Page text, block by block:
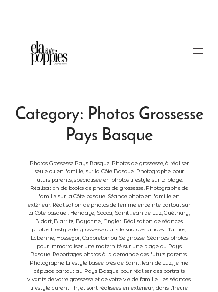
Blog
Tarifs
A propos
Contact
Category: Photos Grossesse
Pays Basque
Photos Grossesse Pays Basque. Photos de grossesse, à réaliser
seule ou en famille, sur la Côte Basque. Photographe pour
futurs parents, spécialisée en photos lifestyle sur la plage.
Réalisation de books de photos de grossesse. Photographe de
famille sur la Côte basque. Séance photo en famille en
extérieur. Réalisation de photos de femme enceinte partout sur
la Côte basque : Hendaye, Socoa, Saint Jean de Luz, Guéthary,
Bidart, Biarritz, Bayonne, Anglet. Réalisation de séances
photos lifestyle de grossesse dans le sud des landes : Tarnos,
Labenne, Hossegor, Capbreton ou Seignosse. Séances photos
pour immortaliser une maternité sur une plage du Pays
Basque. Reportages photos à la demande des futurs parents.
Photographe Lifestyle basée près de Saint Jean de Luz, je me
déplace partout au Pays Basque pour réaliser des portraits
vivants de votre grossesse et de votre vie de famille. Les séances
lifestyle durent 1 h, et sont réalisées en extérieur, dans l’heure